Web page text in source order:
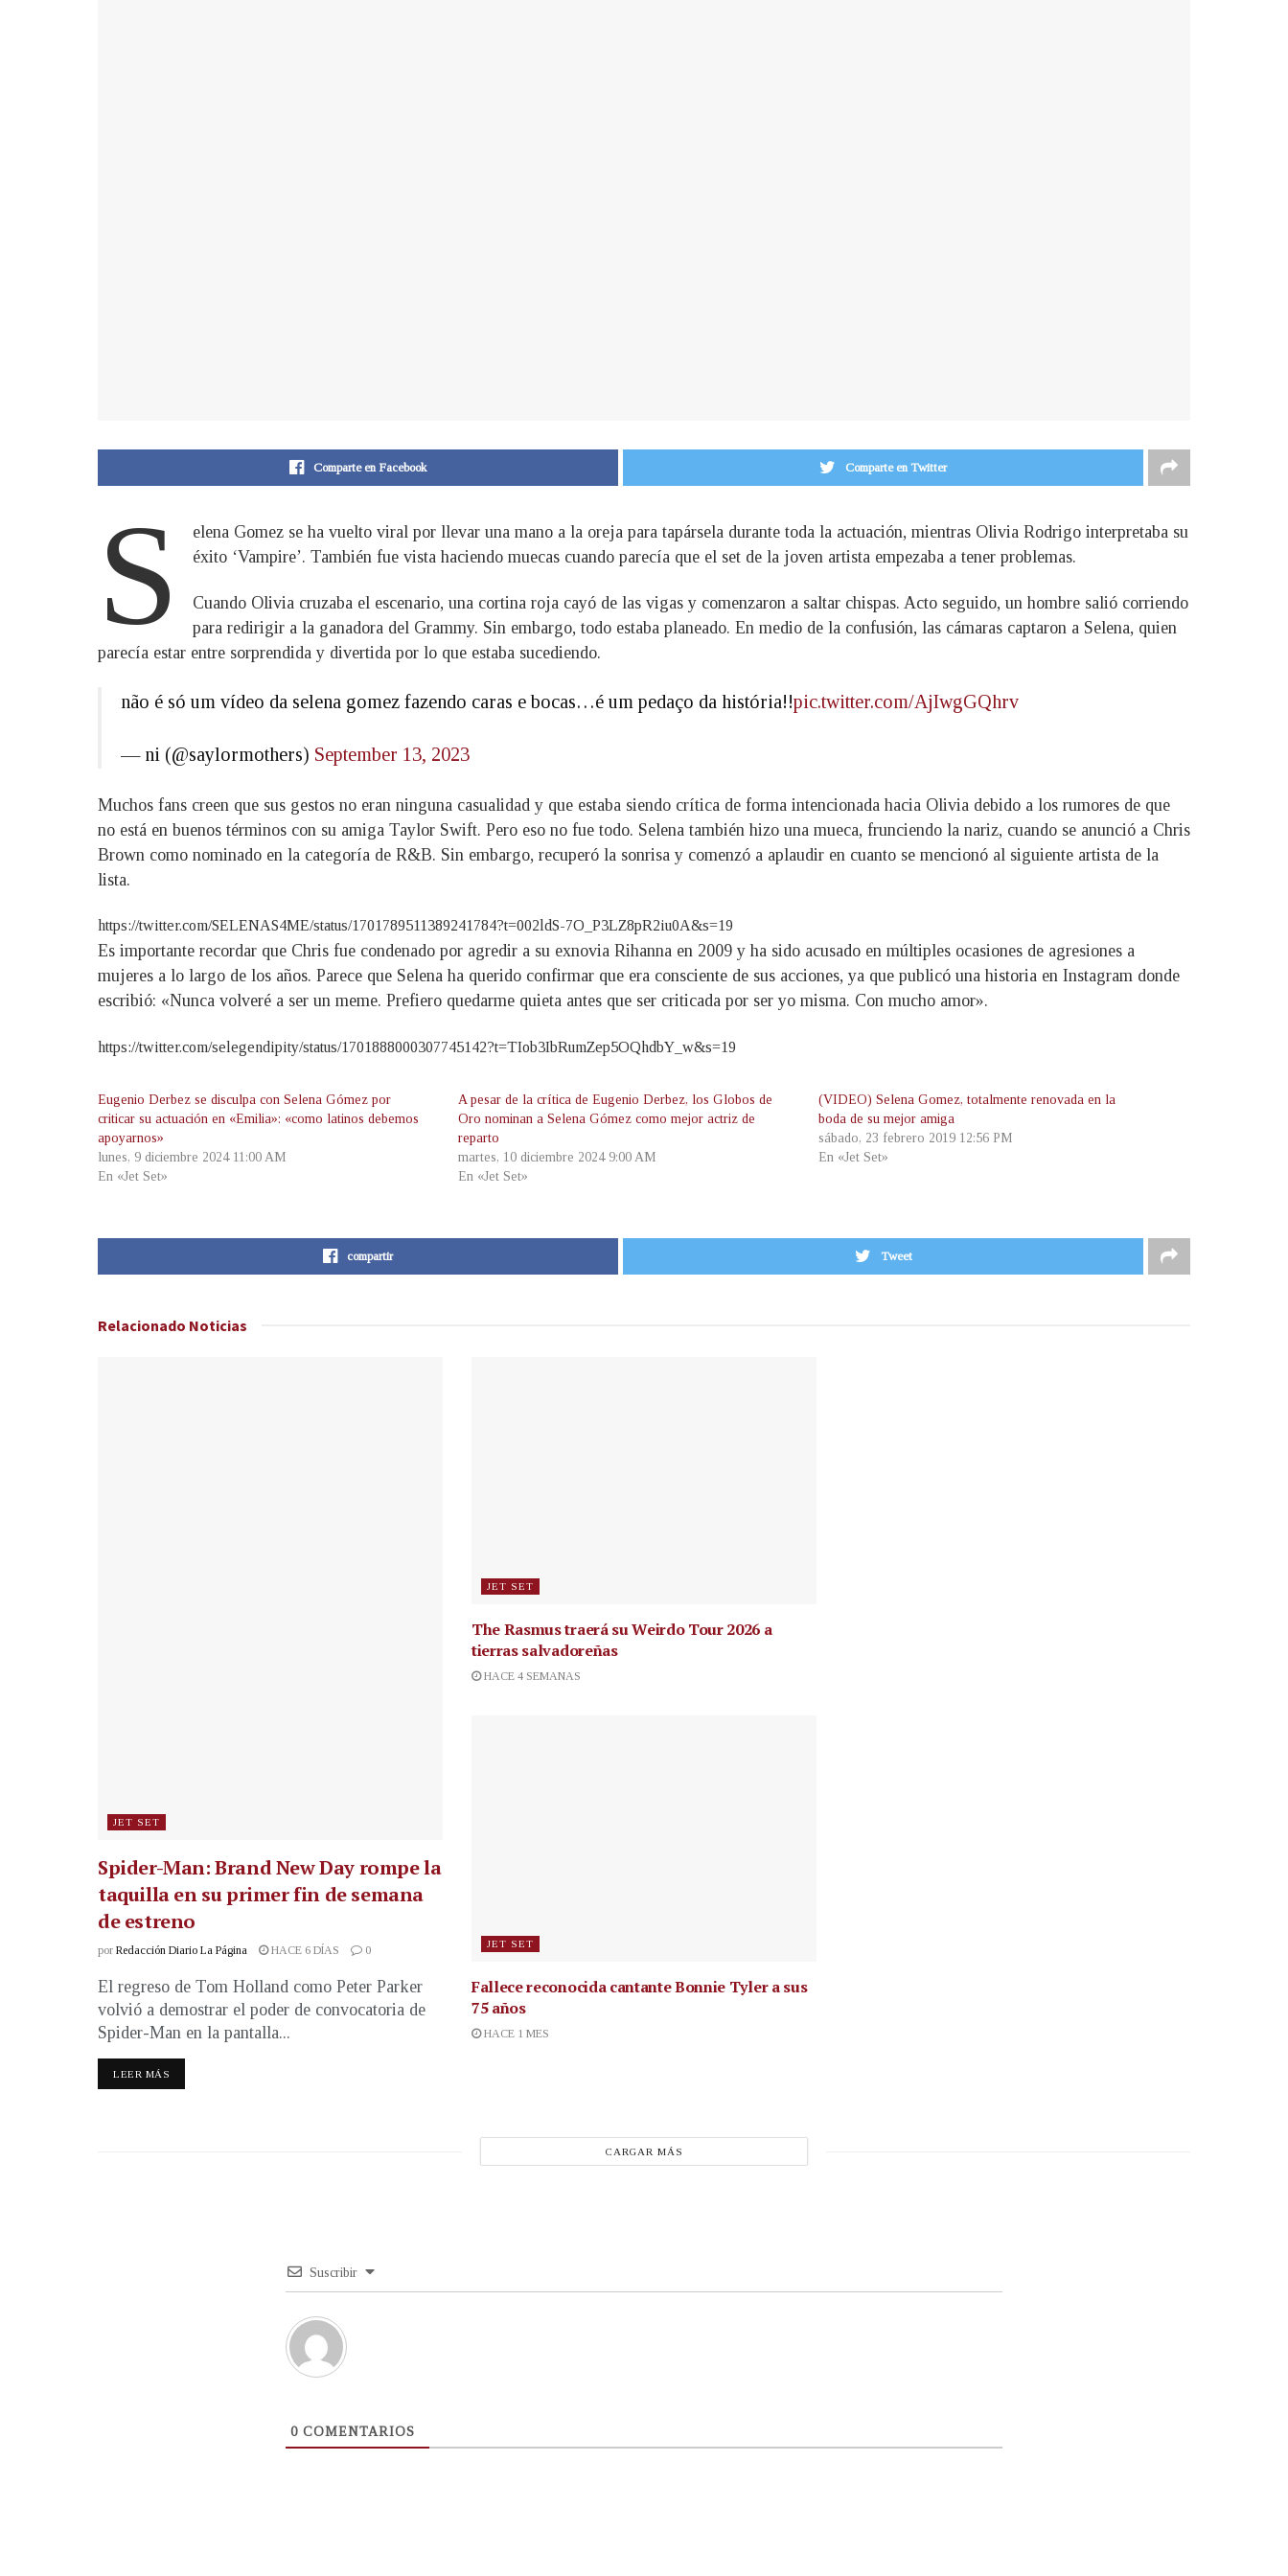
Comparte en Facebook Comparte en Twitter
S
elena Gomez se ha vuelto viral por llevar una mano a la oreja para tapársela durante toda la actuación, mientras Olivia Rodrigo interpretaba su
éxito ‘Vampire’. También fue vista haciendo muecas cuando parecía que el set de la joven artista empezaba a tener problemas.
Cuando Olivia cruzaba el escenario, una cortina roja cayó de las vigas y comenzaron a saltar chispas. Acto seguido, un hombre salió corriendo
para redirigir a la ganadora del Grammy. Sin embargo, todo estaba planeado. En medio de la confusión, las cámaras captaron a Selena, quien
parecía estar entre sorprendida y divertida por lo que estaba sucediendo.
não é só um vídeo da selena gomez fazendo caras e bocas…é um pedaço da história!!pic.twitter.com/AjIwgGQhrv
— ni (@saylormothers) September 13, 2023
Muchos fans creen que sus gestos no eran ninguna casualidad y que estaba siendo crítica de forma intencionada hacia Olivia debido a los rumores de que
no está en buenos términos con su amiga Taylor Swift. Pero eso no fue todo. Selena también hizo una mueca, frunciendo la nariz, cuando se anunció a Chris
Brown como nominado en la categoría de R&B. Sin embargo, recuperó la sonrisa y comenzó a aplaudir en cuanto se mencionó al siguiente artista de la
lista.
https://twitter.com/SELENAS4ME/status/1701789511389241784?t=002ldS-7O_P3LZ8pR2iu0A&s=19
Es importante recordar que Chris fue condenado por agredir a su exnovia Rihanna en 2009 y ha sido acusado en múltiples ocasiones de agresiones a
mujeres a lo largo de los años. Parece que Selena ha querido confirmar que era consciente de sus acciones, ya que publicó una historia en Instagram donde
escribió: «Nunca volveré a ser un meme. Prefiero quedarme quieta antes que ser criticada por ser yo misma. Con mucho amor».
https://twitter.com/selegendipity/status/1701888000307745142?t=TIob3IbRumZep5OQhdbY_w&s=19
Eugenio Derbez se disculpa con Selena Gómez por
criticar su actuación en «Emilia»: «como latinos debemos
apoyarnos»
lunes, 9 diciembre 2024 11:00 AM
En «Jet Set»
A pesar de la crítica de Eugenio Derbez, los Globos de
Oro nominan a Selena Gómez como mejor actriz de
reparto
martes, 10 diciembre 2024 9:00 AM
En «Jet Set»
(VIDEO) Selena Gomez, totalmente renovada en la
boda de su mejor amiga
sábado, 23 febrero 2019 12:56 PM
En «Jet Set»
compartir Tweet
Relacionado Noticias
JET SET
Spider-Man: Brand New Day rompe la
taquilla en su primer fin de semana
de estreno
por Redacción Diario La Página HACE 6 DÍAS 0
El regreso de Tom Holland como Peter Parker
volvió a demostrar el poder de convocatoria de
Spider-Man en la pantalla...
LEER MÁS
JET SET
The Rasmus traerá su Weirdo Tour 2026 a
tierras salvadoreñas
HACE 4 SEMANAS
JET SET
Fallece reconocida cantanteBonnie Tyler a sus
75 años
HACE 1 MES
CARGAR MÁS
Suscribir
0 COMENTARIOS